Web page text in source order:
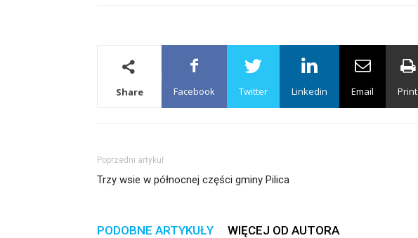
Share Facebook Twitter Linkedin Email Print
Poprzedni artykuł
Trzy wsie w północnej części gminy Pilica
PODOBNE ARTYKUŁY WIĘCEJ OD AUTORA